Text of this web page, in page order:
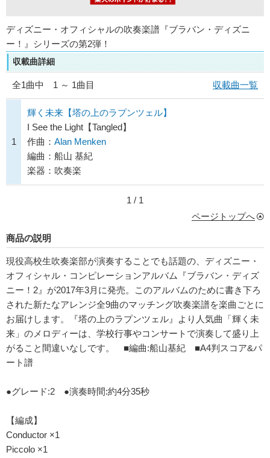
ディズニー・オフィシャルの吹奏楽譜『ブラバン・ディズニ
ー！』シリーズの第2弾！
収載曲詳細
全1曲中 1 ～ 1曲目 収載曲一覧
1
輝く未来【塔の上のラプンツェル】
I See the Light【Tangled】
作曲： Alan Menken
編曲：船山 基紀
楽器：吹奏楽
1 / 1
ページトップへ
商品の説明
現役高校生吹奏楽部が演奏することでも話題の、ディズニー・
オフィシャル・コンピレーションアルバム『ブラバン・ディズ
ニー！2』が2017年3月に発売。このアルバムのために書き下ろ
された新たなアレンジ全9曲のマッチング吹奏楽譜を楽曲ごとに
お届けします。『塔の上のラプンツェル』より人気曲「輝く未
来」のメロディーは、学校行事やコンサートで演奏して盛り上
がること間違いなしです。 ■編曲:船山基紀 ■A4判スコア&パ
ート譜
●グレード:2 ●演奏時間:約4分35秒
【編成】
Conductor ×1
Piccolo ×1